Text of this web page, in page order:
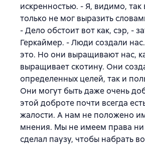
искренностью. - Я, видимо, так
только не мог выразить
- Дело обстоит вот как, сэр, -
Геркаймер. - Люди создали
это. Но они выращивают нас,
выращивает скотину. Они
определенных целей, так и
Они могут быть даже очень
этой доброте почти всегда
жалости. А нам не положено
мнения. Мы не имеем права
сделал паузу, чтобы набрать